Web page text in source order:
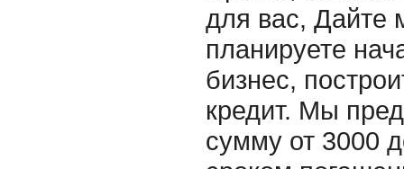
для вас, Дайте
планируете
бизнес,
кредит. Мы
сумму от 3000